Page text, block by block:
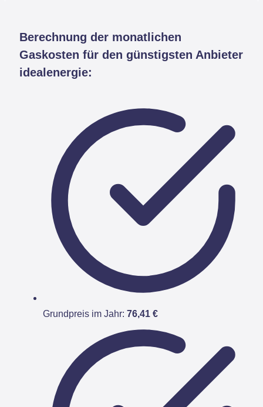
Berechnung der monatlichen
Gaskosten für den günstigsten Anbieter
idealenergie:
Grundpreis im Jahr: 76,41 €